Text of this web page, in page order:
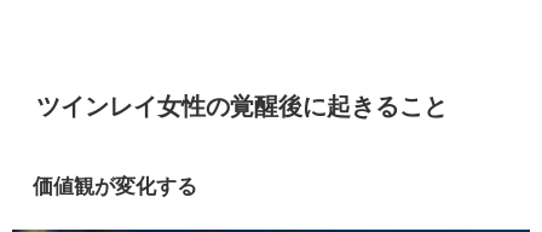
ツインレイ女性の覚醒後に起きること
価値観が変化する